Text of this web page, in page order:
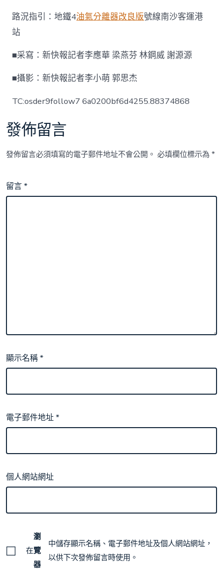
路況指引：地鐵4油氣分離器改良版號線南沙客運港
站
■采寫：新快報記者李應華 梁燕芬 林鋼威 謝源源
■攝影：新快報記者李小萌 郭思杰
TC:osder9follow7 6a0200bf6d4255.88374868
發佈留言
發佈留言必須填寫的電子郵件地址不會公開。 必填欄位標示為*
留言*
顯示名稱*
電子郵件地址*
個人網站網址
在
瀏
覽
器
中儲存顯示名稱、電子郵件地址及個人網站網址，
以供下次發佈留言時使用。